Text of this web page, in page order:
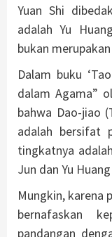
Yuan Shi
adalah Yu
bukan
Dalam buku
dalam Agama”
bahwa Dao-jiao
adalah bersifat
tingkatnya
Jun dan Yu
Mungkin, karena
bernafaskan
pandangan